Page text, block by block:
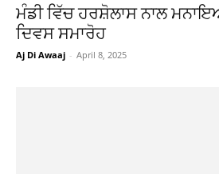
ਮੰਡੀ ਵਿੱਚ ਹਰਸ਼ੋਲਾਸ ਨਾਲ
ਦਿਵਸ ਸਮਾਰੋਹ
Aj Di Awaaj - April 8, 2025